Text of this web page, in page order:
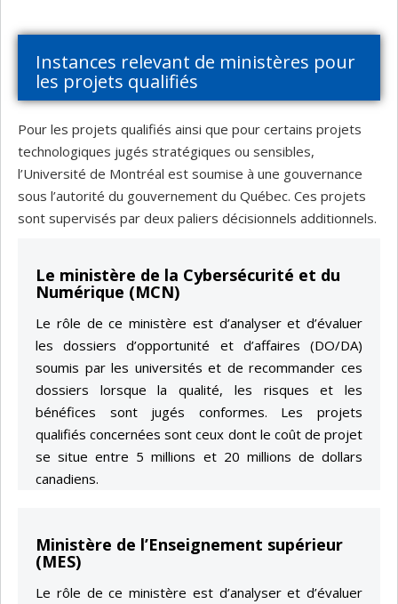
Instances relevant de ministères pour
les projets qualifiés
Pour les projets qualifiés ainsi que pour certains projets
technologiques jugés stratégiques ou sensibles,
l’Université de Montréal est soumise à une gouvernance
sous l’autorité du gouvernement du Québec. Ces projets
sont supervisés par deux paliers décisionnels additionnels.
Le ministère de la Cybersécurité et du
Numérique (MCN)
Le rôle de ce ministère est d’analyser et d’évaluer
les dossiers d’opportunité et d’affaires (DO/DA)
soumis par les universités et de recommander ces
dossiers lorsque la qualité, les risques et les
bénéfices sont jugés conformes. Les projets
qualifiés concernées sont ceux dont le coût de projet
se situe entre 5 millions et 20 millions de dollars
canadiens.
Ministère de l’Enseignement supérieur
(MES)
Le rôle de ce ministère est d’analyser et d’évaluer